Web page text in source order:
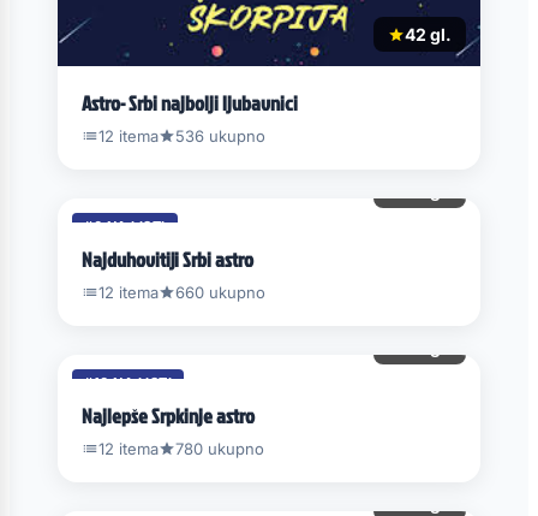
42 gl.
Astro- Srbi najbolji ljubavnici
12 itema 536 ukupno
#6 NA LISTI
Najduhovitiji Srbi astro
12 itema 660 ukupno
#10 NA LISTI
Najlepše Srpkinje astro
12 itema 780 ukupno